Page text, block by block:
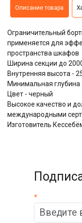
Описание товара
Ограничительный
применяется для
пространства шкафов
Ширина секции до
Внутренняя высота -
Минимальная глубина
Цвет - черный
Высокое качество и
международными
Изготовитель
*